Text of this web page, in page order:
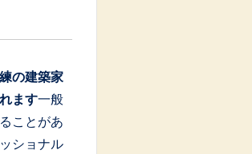
の建築家
ます一般
ことがあ
ショナル